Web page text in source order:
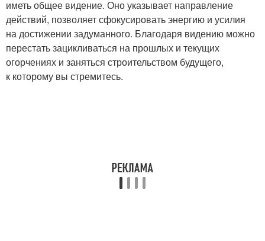
иметь общее видение. Оно указывает направление
действий, позволяет сфокусировать энергию и усилия
на достижении задуманного. Благодаря видению можно
перестать зацикливаться на прошлых и текущих
огорчениях и заняться строительством будущего,
к которому вы стремитесь.